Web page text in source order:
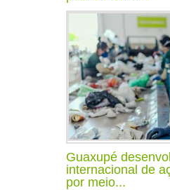
Guaxupé
internacional de
por meio...